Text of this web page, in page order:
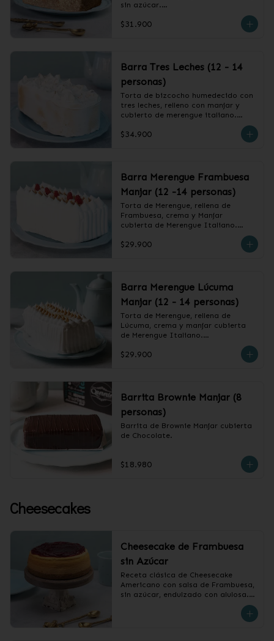
sin azúcar.
❄️ Producto Congelado
$31.900
Barra Tres Leches (12 - 14
personas)
Torta de bizcocho humedecido con
tres leches, relleno con manjar y
cubierto de merengue italiano.
❄️ Producto Congelado
$34.900
Barra Merengue Frambuesa
Manjar (12 -14 personas)
Torta de Merengue, rellena de
Frambuesa, crema y Manjar
cubierta de Merengue Italiano.
❄️ Producto Congelado
$29.900
Barra Merengue Lúcuma
Manjar (12 - 14 personas)
Torta de Merengue, rellena de
Lúcuma, crema y manjar cubierta
de Merengue Italiano.
❄️ Producto Congelado
$29.900
Barrita Brownie Manjar (8
personas)
Barrita de Brownie Manjar cubierta
de Chocolate.
$18.980
Cheesecakes
Cheesecake de Frambuesa
sin Azúcar
Receta clásica de Cheesecake
Americano con salsa de Frambuesa,
sin azúcar, endulzado con alulosa.